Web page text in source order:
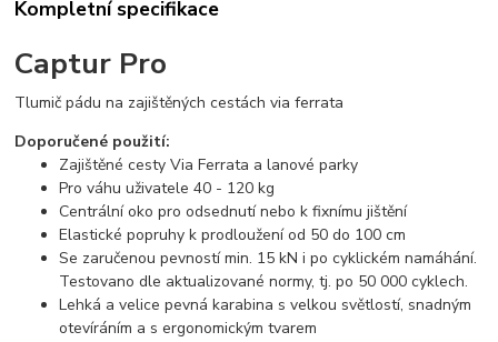
Kompletní specifikace
Captur Pro
Tlumič pádu na zajištěných cestách via ferrata
Doporučené použití:
Zajištěné cesty Via Ferrata a lanové parky
Pro váhu uživatele 40 - 120 kg
Centrální oko pro odsednutí nebo k fixnímu jištění
Elastické popruhy k prodloužení od 50 do 100 cm
Se zaručenou pevností min. 15 kN i po cyklickém namáhání.
Testovano dle aktualizované normy, tj. po 50 000 cyklech.
Lehká a velice pevná karabina s velkou světlostí, snadným
otevíráním a s ergonomickým tvarem